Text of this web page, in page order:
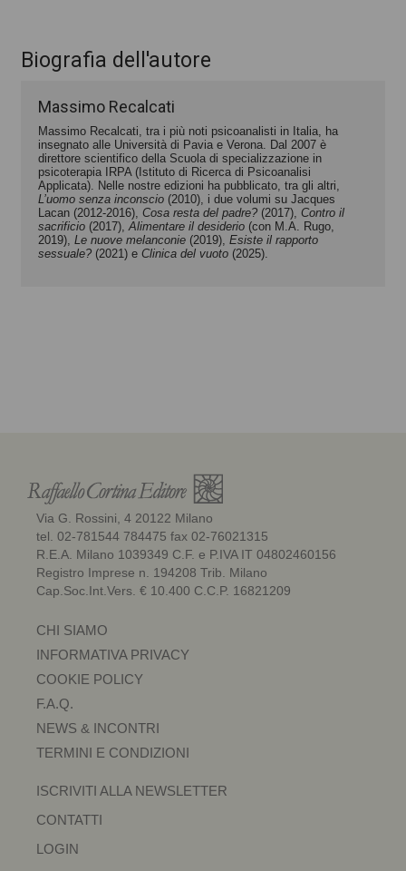
Biografia dell'autore
Massimo Recalcati
Massimo Recalcati, tra i più noti psicoanalisti in Italia, ha
insegnato alle Università di Pavia e Verona. Dal 2007 è
direttore scientifico della Scuola di specializzazione in
psicoterapia IRPA (Istituto di Ricerca di Psicoanalisi
Applicata). Nelle nostre edizioni ha pubblicato, tra gli altri,
L’uomo senza inconscio (2010), i due volumi su Jacques
Lacan (2012-2016), Cosa resta del padre? (2017), Contro il
sacrificio (2017), Alimentare il desiderio (con M.A. Rugo,
2019), Le nuove melanconie (2019), Esiste il rapporto
sessuale? (2021) e Clinica del vuoto (2025).
Via G. Rossini, 4 20122 Milano
tel. 02-781544 784475 fax 02-76021315
R.E.A. Milano 1039349 C.F. e P.IVA IT 04802460156
Registro Imprese n. 194208 Trib. Milano
Cap.Soc.Int.Vers. € 10.400 C.C.P. 16821209
CHI SIAMO
INFORMATIVA PRIVACY
COOKIE POLICY
F.A.Q.
NEWS & INCONTRI
TERMINI E CONDIZIONI
ISCRIVITI ALLA NEWSLETTER
CONTATTI
LOGIN